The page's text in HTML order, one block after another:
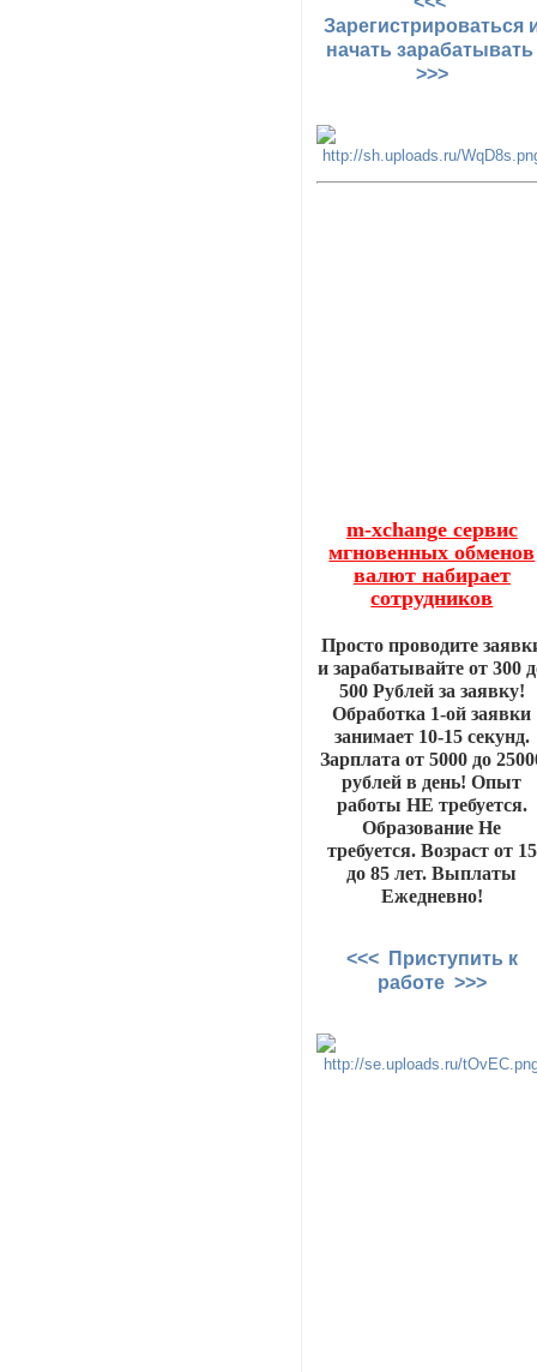
Зарегистрироваться
начать зарабатывать
>>>
m-xchange сервис
мгновенных обменов
валют набирает
сотрудников
Просто проводите
и зарабатывайте от 300
500 Рублей за заявку!
Обработка 1-ой заявки
занимает 10-15 секунд.
Зарплата от 5000 до
рублей в день! Опыт
работы НЕ требуется.
Образование Не
требуется. Возраст от 15
до 85 лет. Выплаты
Ежедневно!
<<< Приступить к
работе >>>